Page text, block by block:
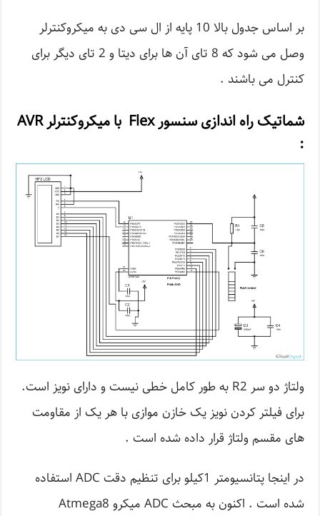
بر اساس جدول بالا 10 پایه از ال سی دی به میکروکنترلر
وصل می شود که 8 تای آن ها برای دیتا و 2 تای دیگر برای
کنترل می باشند .
شماتیک راه اندازی سنسور Flex با میکروکنترلر AVR
:
ولتاژ دو سر R2 به طور کامل خطی نیست و دارای نویز است.
برای فیلتر کردن نویز یک خازن موازی با هر یک از مقاومت
های مقسم ولتاژ قرار داده شده است .
در اینجا پتانسیومتر 1کیلو برای تنظیم دقت ADC استفاده
شده است . اکنون به مبحث ADC میکرو Atmega8